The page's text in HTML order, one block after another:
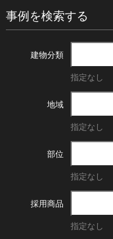
事例を検索する
建物分類
指定なし
地域
指定なし
部位
指定なし
採用商品
指定なし